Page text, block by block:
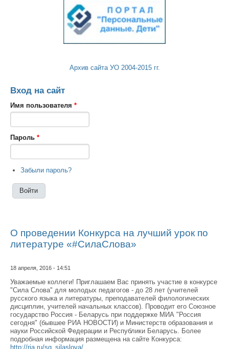
Архив сайта УО 2004-2015 гг.
Вход на сайт
Имя пользователя *
Пароль *
Забыли пароль?
О проведении Конкурса на лучший урок по
литературе «#СилаСлова»
18 апреля, 2016 - 14:51
Уважаемые коллеги! Приглашаем Вас принять участие в конкурсе
"Сила Слова" для молодых педагогов - до 28 лет (учителей
русского языка и литературы, преподавателей филологических
дисциплин, учителей начальных классов). Проводит его Союзное
государство Россия - Беларусь при поддержке МИА "Россия
сегодня" (бывшее РИА НОВОСТИ) и Министерств образования и
науки Российской Федерации и Республики Беларусь. Более
подробная информация размещена на сайте Конкурса:
http://ria.ru/sg_silaslova/